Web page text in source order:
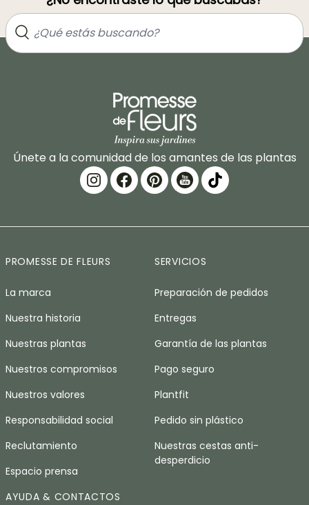
Únete a la comunidad de los amantes de las plantas
PROMESSE DE FLEURS
La marca
Nuestra historia
Nuestras plantas
Nuestros compromisos
Nuestros valores
Responsabilidad social
Reclutamiento
Espacio prensa
SERVICIOS
Preparación de pedidos
Entregas
Garantía de las plantas
Pago seguro
Plantfit
Pedido sin plástico
Nuestras cestas anti-
desperdicio
AYUDA & CONTACTOS